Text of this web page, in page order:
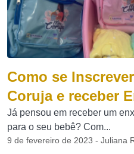
Como se
Coruja e receber
Já pensou em receber um
para o seu bebê? Com...
9 de fevereiro de 2023 - Juliana